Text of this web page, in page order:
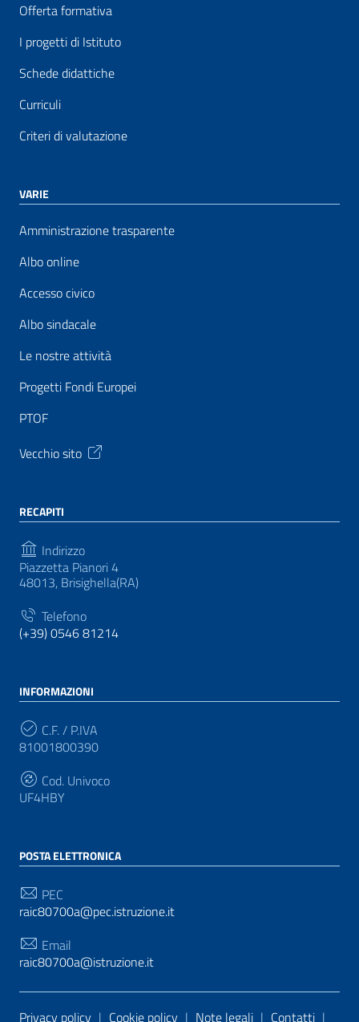
Offerta formativa
I progetti di Istituto
Schede didattiche
Curriculi
Criteri di valutazione
VARIE
Amministrazione trasparente
Albo online
Accesso civico
Albo sindacale
Le nostre attività
Progetti Fondi Europei
PTOF
Vecchio sito
RECAPITI
Indirizzo
Piazzetta Pianori 4
48013, Brisighella(RA)
Telefono
(+39) 0546 81214
INFORMAZIONI
C.F. / P.IVA
81001800390
Cod. Univoco
UF4HBY
POSTA ELETTRONICA
PEC
raic80700a@pec.istruzione.it
Email
raic80700a@istruzione.it
Privacy policy | Cookie policy | Note legali | Contatti |